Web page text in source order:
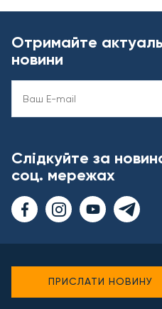
Отримайте
новини
Слідкуйте за
соц. мережах
ПРИСЛАТИ НОВИНУ